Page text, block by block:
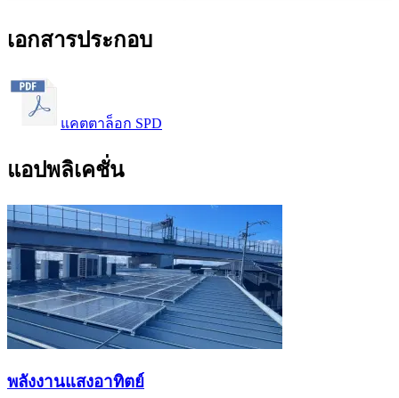
เอกสารประกอบ
แคตตาล็อก SPD
แอปพลิเคชั่น
พลังงานแสงอาทิตย์